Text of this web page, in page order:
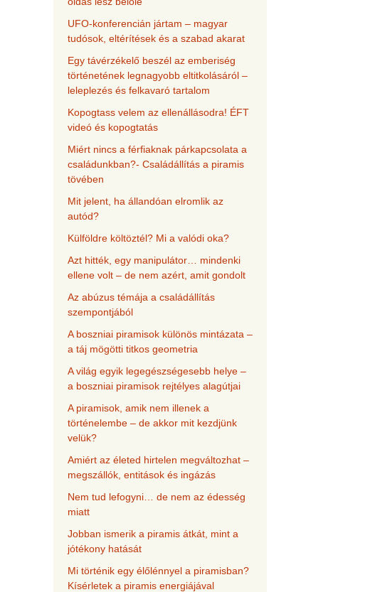
UFO-konferencián jártam – magyar
tudósok, eltérítések és a szabad akarat
Egy távérzékelő beszél az emberiség
történetének legnagyobb eltitkolásáról –
leleplezés és felkavaró tartalom
Kopogtass velem az ellenállásodra! ÉFT
videó és kopogtatás
Miért nincs a férfiaknak párkapcsolata a
családunkban?- Családállítás a piramis
tövében
Mit jelent, ha állandóan elromlik az
autód?
Külföldre költöztél? Mi a valódi oka?
Azt hitték, egy manipulátor… mindenki
ellene volt – de nem azért, amit gondolt
Az abúzus témája a családállítás
szempontjából
A boszniai piramisok különös mintázata –
a táj mögötti titkos geometria
A világ egyik legegészségesebb helye –
a boszniai piramisok rejtélyes alagútjai
A piramisok, amik nem illenek a
történelembe – de akkor mit kezdjünk
velük?
Amiért az életed hirtelen megváltozhat –
megszállók, entitások és ingázás
Nem tud lefogyni… de nem az édesség
miatt
Jobban ismerik a piramis átkát, mint a
jótékony hatását
Mi történik egy élőlénnyel a piramisban?
Kísérletek a piramis energiájával